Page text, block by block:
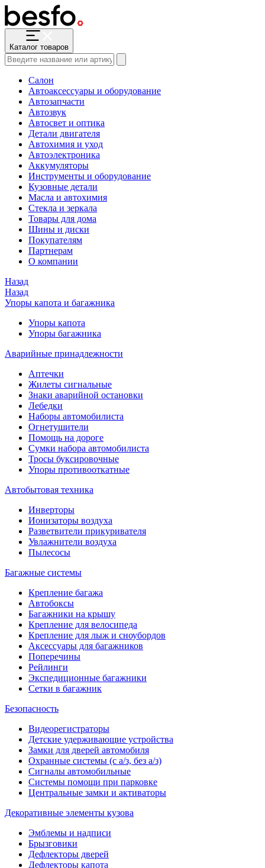
Каталог товаров
Салон
Автоаксессуары и оборудование
Автозапчасти
Автозвук
Автосвет и оптика
Детали двигателя
Автохимия и уход
Автоэлектроника
Аккумуляторы
Инструменты и оборудование
Кузовные детали
Масла и автохимия
Стекла и зеркала
Товары для дома
Шины и диски
Покупателям
Партнерам
О компании
Назад
Назад
Упоры капота и багажника
Упоры капота
Упоры багажника
Аварийные принадлежности
Аптечки
Жилеты сигнальные
Знаки аварийной остановки
Лебедки
Наборы автомобилиста
Огнетушители
Помощь на дороге
Сумки набора автомобилиста
Тросы буксировочные
Упоры противооткатные
Автобытовая техника
Инверторы
Ионизаторы воздуха
Разветвители прикуривателя
Увлажнители воздуха
Пылесосы
Багажные системы
Крепление багажа
Автобоксы
Багажники на крышу
Крепление для велосипеда
Крепление для лыж и сноубордов
Аксессуары для багажников
Поперечины
Рейлинги
Экспедиционные багажники
Сетки в багажник
Безопасность
Видеорегистраторы
Детские удерживающие устройства
Замки для дверей автомобиля
Охранные системы (с а/з, без а/з)
Сигналы автомобильные
Системы помощи при парковке
Центральные замки и активаторы
Декоративные элементы кузова
Эмблемы и надписи
Брызговики
Дефлекторы дверей
Дефлекторы капота